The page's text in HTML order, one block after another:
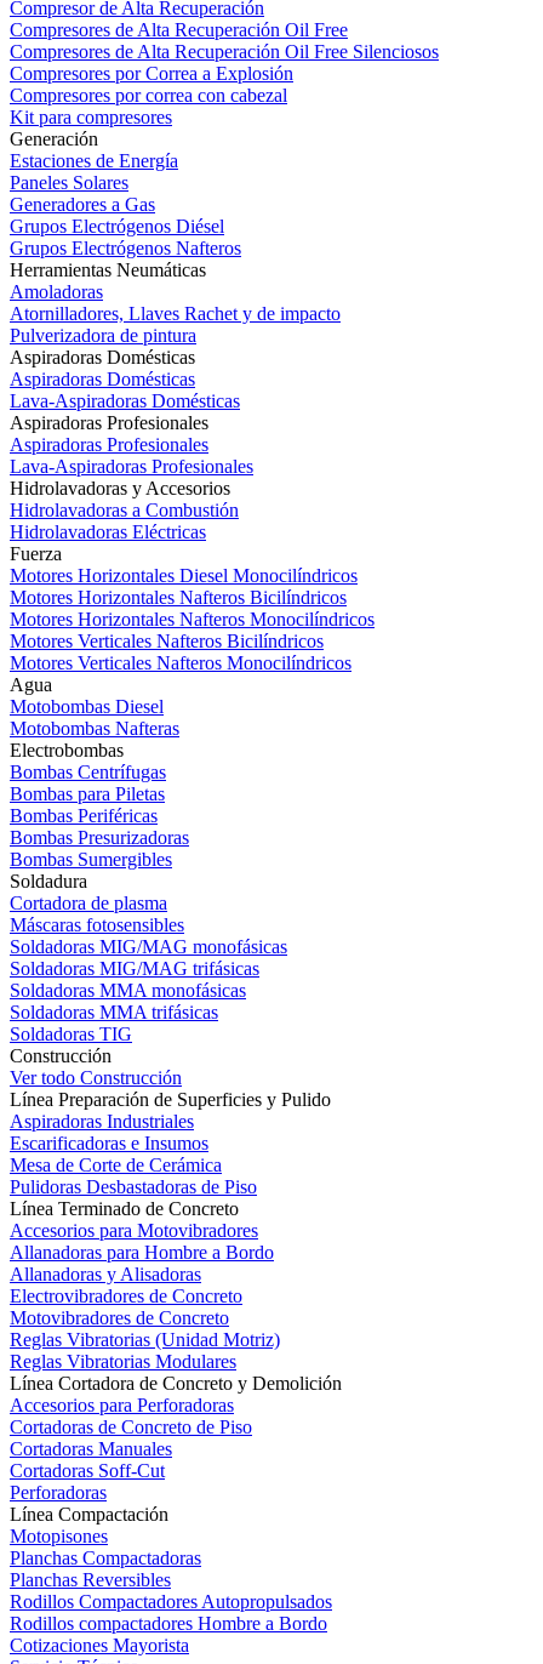
Compresor de Alta Recuperación
Compresores de Alta Recuperación Oil Free
Compresores de Alta Recuperación Oil Free Silenciosos
Compresores por Correa a Explosión
Compresores por correa con cabezal
Kit para compresores
Generación
Estaciones de Energía
Paneles Solares
Generadores a Gas
Grupos Electrógenos Diésel
Grupos Electrógenos Nafteros
Herramientas Neumáticas
Amoladoras
Atornilladores, Llaves Rachet y de impacto
Pulverizadora de pintura
Aspiradoras Domésticas
Aspiradoras Domésticas
Lava-Aspiradoras Domésticas
Aspiradoras Profesionales
Aspiradoras Profesionales
Lava-Aspiradoras Profesionales
Hidrolavadoras y Accesorios
Hidrolavadoras a Combustión
Hidrolavadoras Eléctricas
Fuerza
Motores Horizontales Diesel Monocilíndricos
Motores Horizontales Nafteros Bicilíndricos
Motores Horizontales Nafteros Monocilíndricos
Motores Verticales Nafteros Bicilíndricos
Motores Verticales Nafteros Monocilíndricos
Agua
Motobombas Diesel
Motobombas Nafteras
Electrobombas
Bombas Centrífugas
Bombas para Piletas
Bombas Periféricas
Bombas Presurizadoras
Bombas Sumergibles
Soldadura
Cortadora de plasma
Máscaras fotosensibles
Soldadoras MIG/MAG monofásicas
Soldadoras MIG/MAG trifásicas
Soldadoras MMA monofásicas
Soldadoras MMA trifásicas
Soldadoras TIG
Construcción
Ver todo Construcción
Línea Preparación de Superficies y Pulido
Aspiradoras Industriales
Escarificadoras e Insumos
Mesa de Corte de Cerámica
Pulidoras Desbastadoras de Piso
Línea Terminado de Concreto
Accesorios para Motovibradores
Allanadoras para Hombre a Bordo
Allanadoras y Alisadoras
Electrovibradores de Concreto
Motovibradores de Concreto
Reglas Vibratorias (Unidad Motriz)
Reglas Vibratorias Modulares
Línea Cortadora de Concreto y Demolición
Accesorios para Perforadoras
Cortadoras de Concreto de Piso
Cortadoras Manuales
Cortadoras Soff-Cut
Perforadoras
Línea Compactación
Motopisones
Planchas Compactadoras
Planchas Reversibles
Rodillos Compactadores Autopropulsados
Rodillos compactadores Hombre a Bordo
Cotizaciones Mayorista